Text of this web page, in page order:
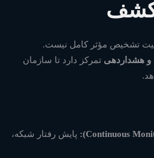
تشخیص مؤثر کامل نیست.
و هشداردهی تمرکز دارد تا سازمان
پایش رفتار شبکه،